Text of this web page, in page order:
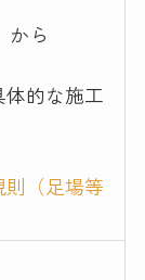
から
体的な施工
（足場等